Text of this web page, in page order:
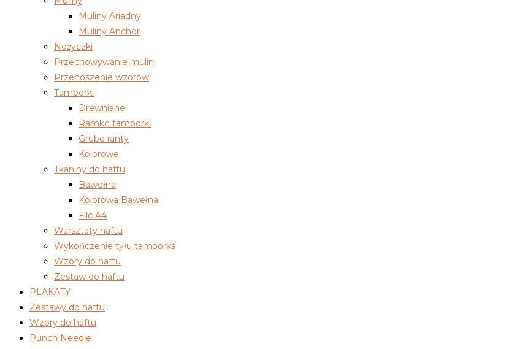
Muliny Ariadny
Muliny Anchor
Nożyczki
Przechowywanie mulin
Przenoszenie wzorów
Tamborki
Drewniane
Ramko tamborki
Grube ranty
Kolorowe
Tkaniny do haftu
Bawełna
Kolorowa Bawełna
Filc A4
Warsztaty haftu
Wykończenie tyłu tamborka
Wzory do haftu
Zestaw do haftu
PLAKATY
Zestawy do haftu
Wzory do haftu
Punch Needle